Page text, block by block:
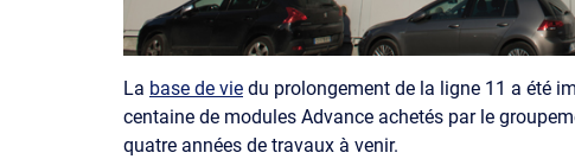
La base de vie du prolongement de la ligne 11 a été
centaine de modules Advance achetés par le
quatre années de travaux à venir.